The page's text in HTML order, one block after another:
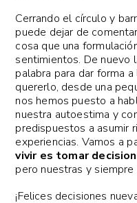
Cerrando el círculo y
puede dejar de
cosa que una
sentimientos. De nuevo
palabra para dar forma
quererlo, desde una
nos hemos puesto a
nuestra autoestima y
predispuestos a asumir
experiencias. Vamos a
vivir es tomar
pero nuestras y
¡Felices decisiones